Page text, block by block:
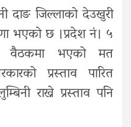
दाङ जिल्लाको देउखुरी
भएको छ ।प्रदेश नं। ५
वैठकमा भएको मत
प्रस्ताव पारित
राख्ने प्रस्ताव पनि